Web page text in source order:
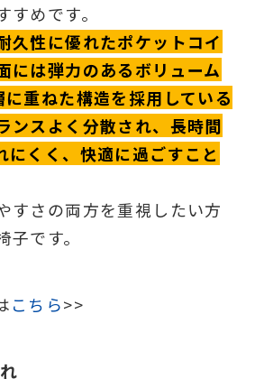
めです。
久性に優れたポケットコイ
には弾力のあるボリューム
重ねた構造を採用している
ンスよく分散され、長時間
にくく、快適に過ごすこと
すさの両方を重視したい方
です。
こちら>>